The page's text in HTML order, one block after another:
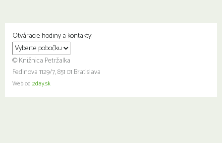
Otváracie hodiny a kontakty:
© Knižnica Petržalka
Fedinova 1129/7, 851 01 Bratislava
Web od 2day.sk